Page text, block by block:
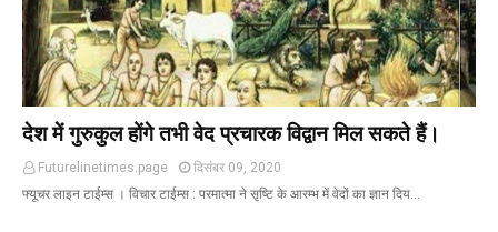
देश में गुरुकुल होंगे तभी वेद प्रचारक विद्वान मिल सकते हैं।
Futurelinetimes.page
दिसंबर 09, 2020
फ्यूचर लाइन टाईम्स । विचार टाईम्स : परमात्मा ने सृष्टि के आरम्भ में वेदों का ज्ञान दिय…